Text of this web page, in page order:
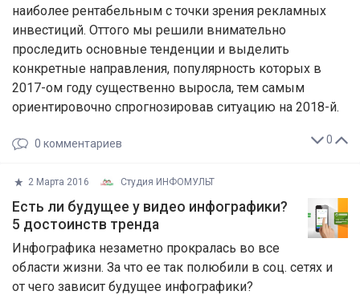
наиболее рентабельным с точки зрения рекламных
инвестиций. Оттого мы решили внимательно
проследить основные тенденции и выделить
конкретные направления, популярность которых в
2017-ом году существенно выросла, тем самым
ориентировочно спрогнозировав ситуацию на 2018-й.
0
0 комментариев
2 Марта 2016 Студия ИНФОМУЛЬТ
Есть ли будущее у видео инфографики?
5 достоинств тренда
Инфографика незаметно прокралась во все
области жизни. За что ее так полюбили в соц. сетях и
от чего зависит будущее инфографики?